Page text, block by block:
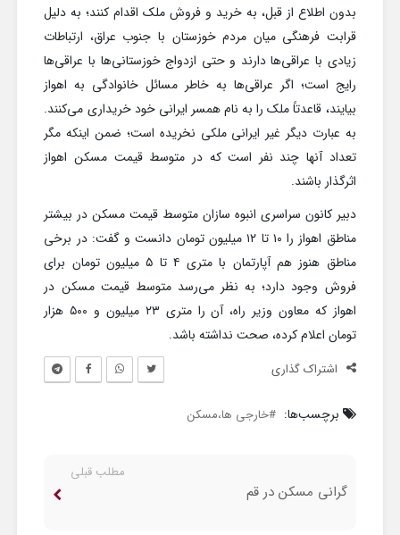
بدون اطلاع از قبل، به خرید و فروش ملک اقدام کنند؛ به دلیل
قرابت فرهنگی میان مردم خوزستان با جنوب عراق، ارتباطات
زیادی با عراقی‌ها دارند و حتی ازدواج خوزستانی‌ها با عراقی‌ها
رایج است؛ اگر عراقی‌ها به خاطر مسائل خانوادگی به اهواز
بیایند، قاعدتاً ملک را به نام همسر ایرانی خود خریداری می‌کنند.
به عبارت دیگر غیر ایرانی ملکی نخریده است؛ ضمن اینکه مگر
تعداد آنها چند نفر است که در متوسط قیمت مسکن اهواز
اثرگذار باشند.
دبیر کانون سراسری انبوه سازان متوسط قیمت مسکن در بیشتر
مناطق اهواز را ۱۰ تا ۱۲ میلیون تومان دانست و گفت: در برخی
مناطق هنوز هم آپارتمان با متری ۴ تا ۵ میلیون تومان برای
فروش وجود دارد؛ به نظر می‌رسد متوسط قیمت مسکن در
اهواز که معاون وزیر راه، آن را متری ۲۳ میلیون و ۵۰۰ هزار
تومان اعلام کرده، صحت نداشته باشد.
اشتراک گذاری
برچسب‌ها: خارجی ها،مسکن
مطلب قبلی
گرانی مسکن در قم